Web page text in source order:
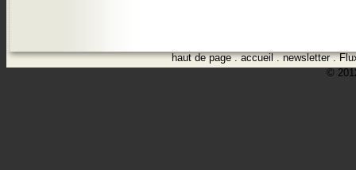
haut de page.accueil.newsletter.
©